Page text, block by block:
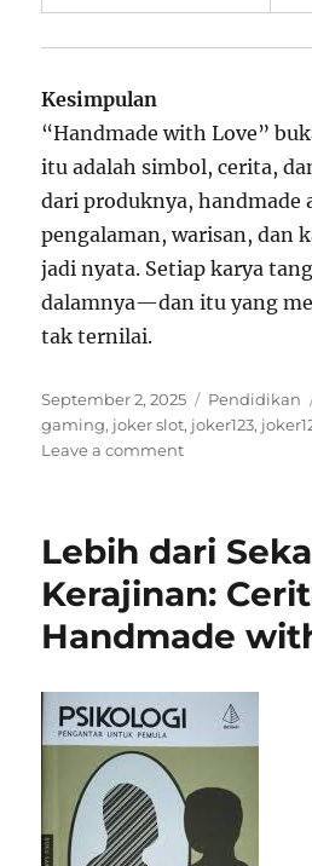
Kesimpulan
“Handmade with Love”
itu adalah simbol, cerita,
dari produknya, handmade
pengalaman, warisan, dan
jadi nyata. Setiap karya
dalamnya—dan itu yang
tak ternilai.
Posted
on
September 2, 2025 Categories
Pendidikan
gaming, joker slot, joker123,
Leave a commenton
Kenapa
Buatan
Tangan
Itu
Sekadar
Kado
Penuh
Cerita,
Ekologis,
Lebih dari
Kerajinan:
Handmade